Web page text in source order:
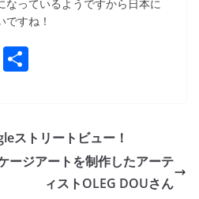
なっているようですから日本に
すね！
P
ストリートビュー！
ージアートを制作したアーテ
ィストOLEG DOUさん